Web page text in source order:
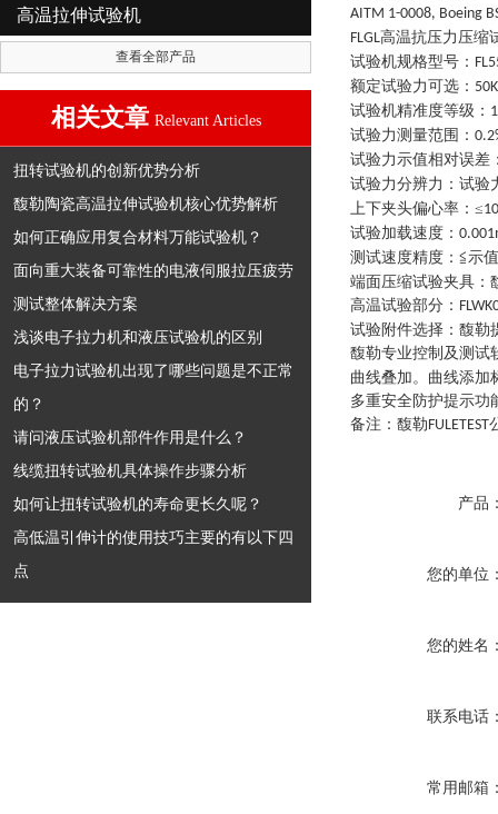
高温拉伸试验机
查看全部产品
相关文章 Relevant Articles
扭转试验机的创新优势分析
馥勒陶瓷高温拉伸试验机核心优势解析
如何正确应用复合材料万能试验机？
面向重大装备可靠性的电液伺服拉压疲劳
测试整体解决方案
浅谈电子拉力机和液压试验机的区别
电子拉力试验机出现了哪些问题是不正常
的？
请问液压试验机部件作用是什么？
线缆扭转试验机具体操作步骤分析
如何让扭转试验机的寿命更长久呢？
高低温引伸计的使用技巧主要的有以下四
点
AITM 1-0008, Boeing
FLGL高温抗压力压缩
试验机规格型号 ：
额定试验力可选 ：
试验机精准度等级 ： 1
试验力测量范围 ：
试验力示值相对误差
试验力分辨力 ： 试验
上下夹头偏心率 ： ≤10
试验加载速度 ：
测试速度精度 ： ≦示
端面压缩试验夹具 ：
高温试验部分 ：
试验附件选择 ： 馥勒
馥勒专业控制及测试
曲线叠加。曲线添加
多重安全防护提示功
备注：馥勒FULETEST
产品
您的单位
您的姓名
联系电话
常用邮箱